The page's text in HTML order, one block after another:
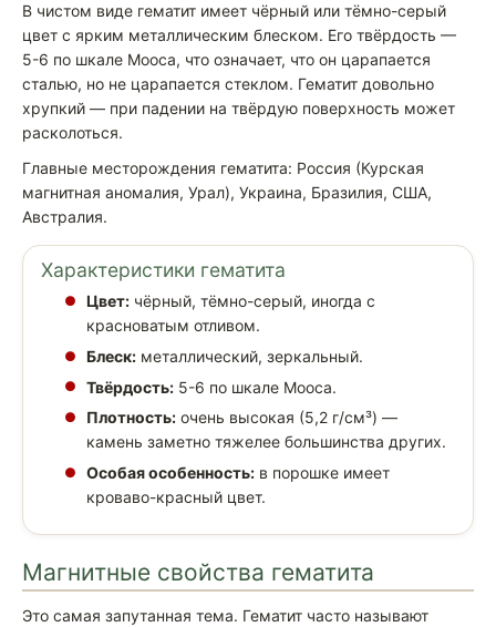
В чистом виде гематит имеет чёрный или тёмно-серый
цвет с ярким металлическим блеском. Его твёрдость —
5-6 по шкале Мооса, что означает, что он царапается
сталью, но не царапается стеклом. Гематит довольно
хрупкий — при падении на твёрдую поверхность может
расколоться.
Главные месторождения гематита: Россия (Курская
магнитная аномалия, Урал), Украина, Бразилия, США,
Австралия.
Характеристики гематита
Цвет: чёрный, тёмно-серый, иногда с
красноватым отливом.
Блеск: металлический, зеркальный.
Твёрдость: 5-6 по шкале Мооса.
Плотность: очень высокая (5,2 г/см³) —
камень заметно тяжелее большинства других.
Особая особенность: в порошке имеет
кроваво-красный цвет.
Магнитные свойства гематита
Это самая запутанная тема. Гематит часто называют